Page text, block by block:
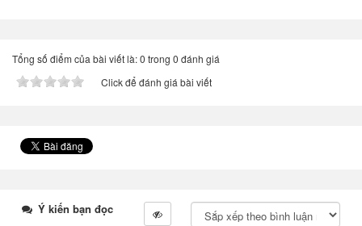
Tổng số điểm của bài viết là: 0 trong 0 đánh giá
Click để đánh giá bài viết
Ý kiến bạn đọc